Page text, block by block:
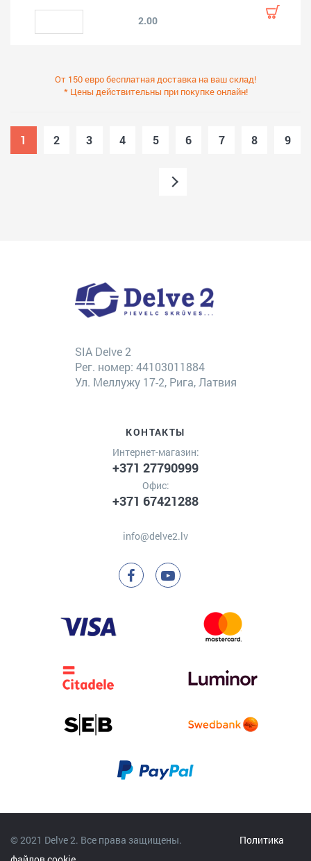
2.00
От 150 евро бесплатная доставка на ваш склад!
* Цены действительны при покупке онлайн!
1 2 3 4 5 6 7 8 9
SIA Delve 2
Рег. номер: 44103011884
Ул. Меллужу 17-2, Рига, Латвия
КОНТАКТЫ
Интернет-магазин:
+371 27790999
Офис:
+371 67421288
info@delve2.lv
© 2021 Delve 2. Все права защищены.
Политика